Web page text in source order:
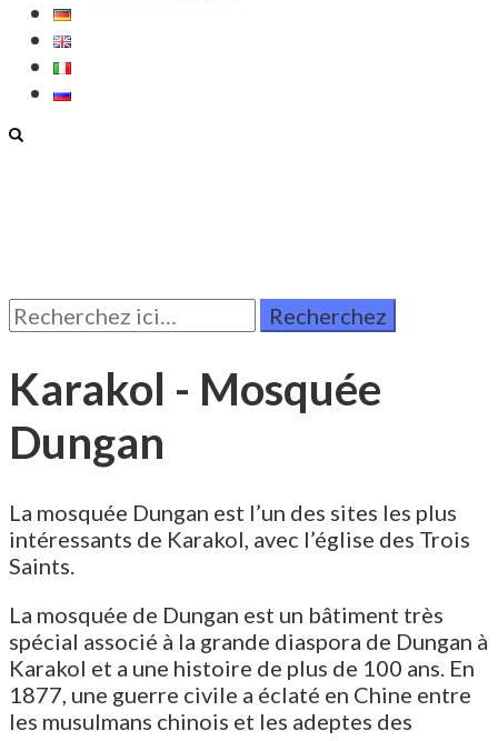
Rechercher:
Karakol - Mosquée
Dungan
La mosquée Dungan est l’un des sites les plus
intéressants de Karakol, avec l’église des Trois
Saints.
La mosquée de Dungan est un bâtiment très
spécial associé à la grande diaspora de Dungan à
Karakol et a une histoire de plus de 100 ans. En
1877, une guerre civile a éclaté en Chine entre
les musulmans chinois et les adeptes des